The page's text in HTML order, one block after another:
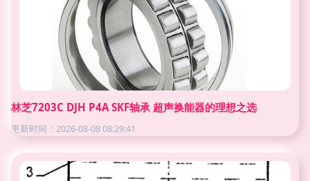
林芝7203C DJH P4A SKF轴承 超声换能器的理想之选
更新时间：2026-08-08 08:29:41